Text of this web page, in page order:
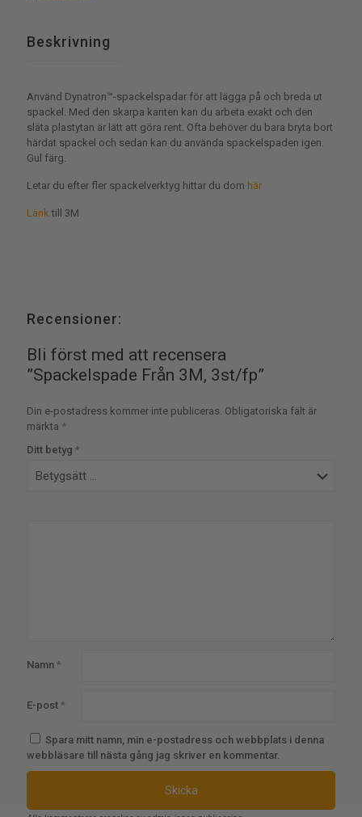
Beskrivning
Använd Dynatron™-spackelspadar för att lägga på och breda ut
spackel. Med den skarpa kanten kan du arbeta exakt och den
släta plastytan är lätt att göra rent. Ofta behöver du bara bryta bort
härdat spackel och sedan kan du använda spackelspaden igen.
Gul färg.
Letar du efter fler spackelverktyg hittar du dom här
Länk till 3M
Recensioner:
Bli först med att recensera
”Spackelspade Från 3M, 3st/fp”
Din e-postadress kommer inte publiceras. Obligatoriska fält är
märkta *
Ditt betyg *
Namn *
E-post *
Spara mitt namn, min e-postadress och webbplats i denna
webbläsare till nästa gång jag skriver en kommentar.